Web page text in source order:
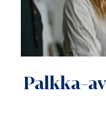
Palkka-